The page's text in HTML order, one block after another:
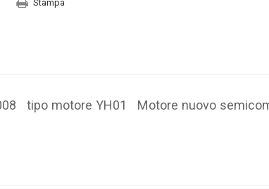
Stampa
tipo motore YH01 Motore nuovo